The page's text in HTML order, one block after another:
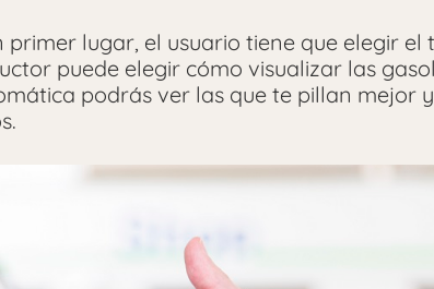
primer lugar, el usuario tiene que elegir el
puede elegir cómo visualizar las
podrás ver las que te pillan mejor